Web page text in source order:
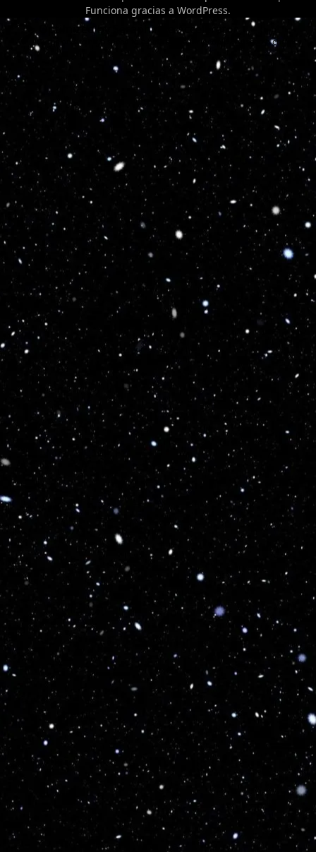
Funciona gracias a WordPress.
Optimized by Seraphinite Accelerator
Turns on site high speed to be attractive for people and search engines.